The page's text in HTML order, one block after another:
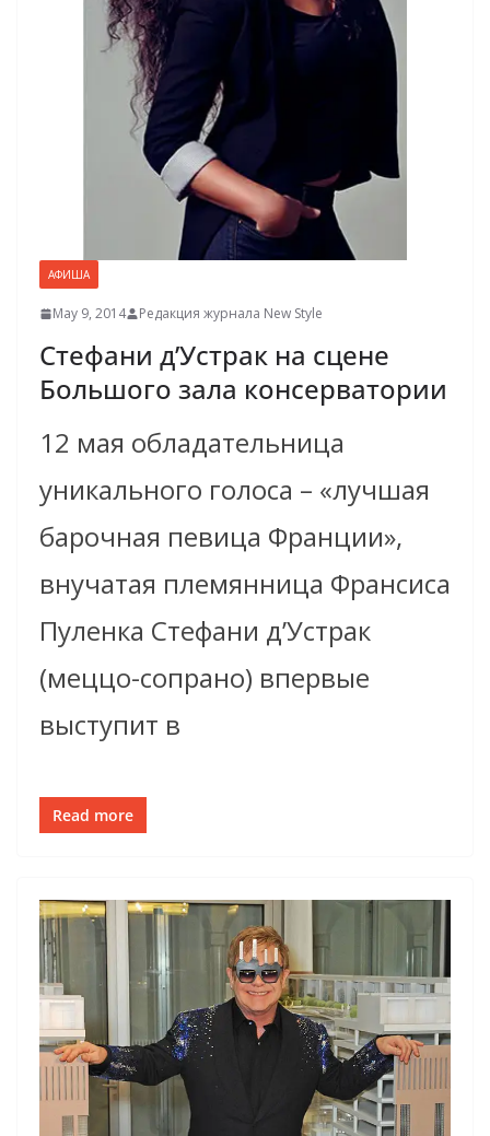
АФИША
May 9, 2014 Редакция журнала New Style
Стефани д’Устрак на сцене
Большого зала консерватории
12 мая обладательница
уникального голоса – «лучшая
барочная певица Франции»,
внучатая племянница Франсиса
Пуленка Стефани д’Устрак
(меццо-сопрано) впервые
выступит в
Read more